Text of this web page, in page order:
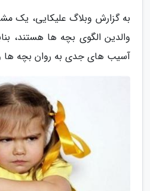
به گزارش وبلاگ علیکایی، یک
والدین الگوی بچه ها هستند،
آسیب های جدی به روان بچه ها